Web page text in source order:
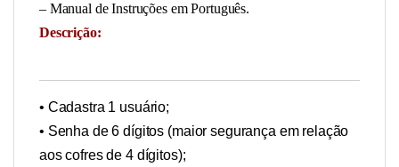
– Manual de Instruções em Português.
Descrição:
• Cadastra 1 usuário;
• Senha de 6 dígitos (maior segurança em relação
aos cofres de 4 dígitos);